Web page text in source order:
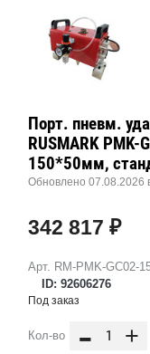
Арт. RM-PMK-GC02-
ID: 92606276
Порт. пневм.
RUSMARK PMK-
150*50мм,
Обновлено 07.08.2026
342 817 ₽
Под заказ
Кол-во - +